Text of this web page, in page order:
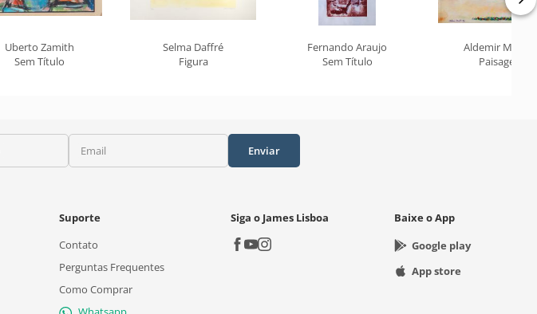
Uberto Zamith
Sem Título
Selma Daffré
Figura
Fernando Araujo
Sem Título
Aldemir
Paisagem
Email Enviar
Suporte
Contato
Perguntas Frequentes
Como Comprar
Siga o James Lisboa
Baixe o App
Google play
App store